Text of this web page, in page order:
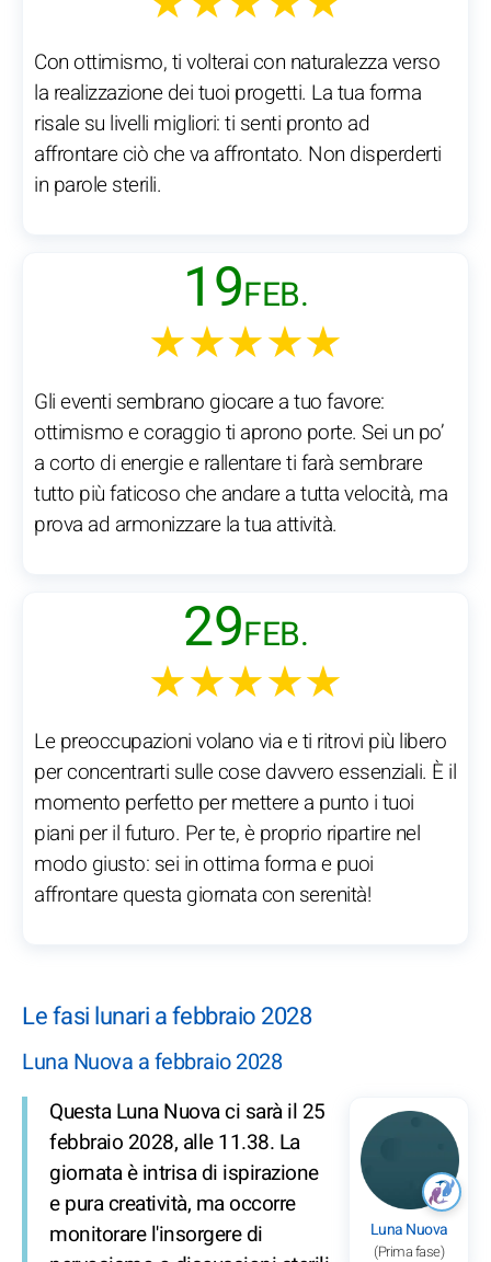
Con ottimismo, ti volterai con naturalezza verso
la realizzazione dei tuoi progetti. La tua forma
risale su livelli migliori: ti senti pronto ad
affrontare ciò che va affrontato. Non disperderti
in parole sterili.
19FEB.
★★★★★
Gli eventi sembrano giocare a tuo favore:
ottimismo e coraggio ti aprono porte. Sei un po’
a corto di energie e rallentare ti farà sembrare
tutto più faticoso che andare a tutta velocità, ma
prova ad armonizzare la tua attività.
29FEB.
★★★★★
Le preoccupazioni volano via e ti ritrovi più libero
per concentrarti sulle cose davvero essenziali. È il
momento perfetto per mettere a punto i tuoi
piani per il futuro. Per te, è proprio ripartire nel
modo giusto: sei in ottima forma e puoi
affrontare questa giornata con serenità!
Le fasi lunari a febbraio 2028
Luna Nuova a febbraio 2028
Luna Nuova
(Prima fase)
Questa Luna Nuova ci sarà il 25
febbraio 2028, alle 11.38. La
giornata è intrisa di ispirazione
e pura creatività, ma occorre
monitorare l'insorgere di